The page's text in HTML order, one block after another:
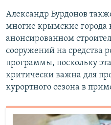
Александр Бурдонов
многие крымские города
анонсированном
сооружений на средства
программы, поскольку
критически важна для
курортного сезона в